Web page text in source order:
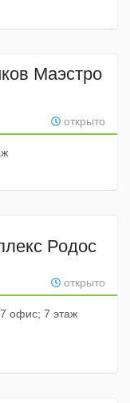
Маэстро
открыто
Родос
открыто
офис; 7 этаж